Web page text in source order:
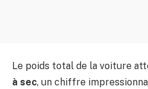
Le poids total de la voiture
à sec, un chiffre